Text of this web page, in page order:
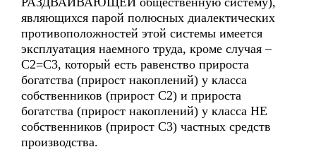
являющихся парой полюсных диалектических
противоположностей этой системы имеется
эксплуатация наемного труда, кроме случая –
С2=С3, который есть равенство прироста
богатства (прирост накоплений) у класса
собственников (прирост С2) и прироста
богатства (прирост накоплений) у класса НЕ
собственников (прирост С3) частных средств
производства.